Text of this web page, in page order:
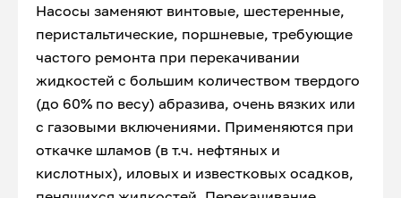
Насосы заменяют винтовые, шестеренные,
перистальтические, поршневые, требующие
частого ремонта при перекачивании
жидкостей с большим количеством твердого
(до 60% по весу) абразива, очень вязких или
с газовыми включениями. Применяются при
откачке шламов (в т.ч. нефтяных и
кислотных), иловых и известковых осадков,